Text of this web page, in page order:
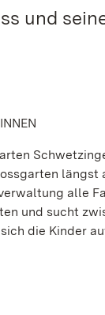
und
alle
und sucht
die Kinder